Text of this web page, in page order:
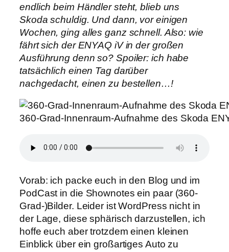
endlich beim Händler steht, blieb uns
Skoda schuldig. Und dann, vor einigen
Wochen, ging alles ganz schnell. Also: wie
fährt sich der ENYAQ iV in der großen
Ausführung denn so? Spoiler: ich habe
tatsächlich einen Tag darüber
nachgedacht, einen zu bestellen…!
360-Grad-Innenraum-Aufnahme des Skoda
Vorab: ich packe euch in den Blog und im
PodCast in die Shownotes ein paar (360-
Grad-)Bilder. Leider ist WordPress nicht in
der Lage, diese sphärisch darzustellen, ich
hoffe euch aber trotzdem einen kleinen
Einblick über ein großartiges Auto zu